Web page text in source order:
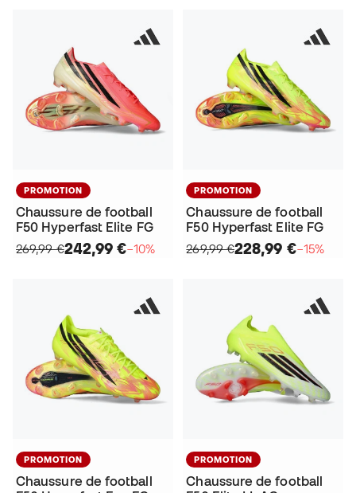
PROMOTION
Chaussure de football
F50 Hyperfast Elite FG
269,99 €242,99 €−10%
PROMOTION
Chaussure de football
F50 Hyperfast Elite FG
269,99 €228,99 €−15%
PROMOTION
Chaussure de football
PROMOTION
Chaussure de football